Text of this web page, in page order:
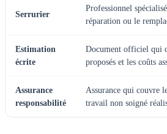
Serrurier
Professionnel
réparation ou le
Estimation
écrite
Document officiel qui
proposés et les coûts
Assurance
responsabilité
Assurance qui couvre
travail non soigné